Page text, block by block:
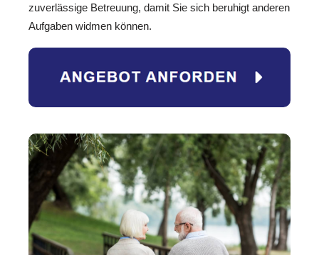
zuverlässige Betreuung, damit Sie sich beruhigt anderen
Aufgaben widmen können.